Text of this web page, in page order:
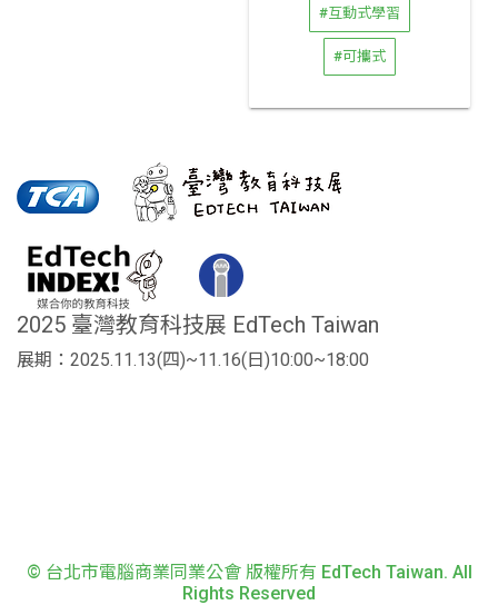
#互動式學習
#可攜式
2025 臺灣教育科技展 EdTech Taiwan
展期：2025.11.13(四)~11.16(日)10:00~18:00
© 台北市電腦商業同業公會 版權所有 EdTech Taiwan. All
Rights Reserved